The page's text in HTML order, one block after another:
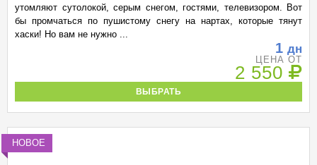
утомляют сутолокой, серым снегом, гостями, телевизором. Вот
бы промчаться по пушистому снегу на нартах, которые тянут
хаски! Но вам не нужно ...
1 дн
ЦЕНА ОТ
2 550
ВЫБРАТЬ
НОВОЕ